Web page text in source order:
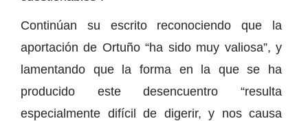
Continúan su escrito reconociendo que la
aportación de Ortuño “ha sido muy valiosa”, y
lamentando que la forma en la que se ha
producido este desencuentro “resulta
especialmente difícil de digerir, y nos causa